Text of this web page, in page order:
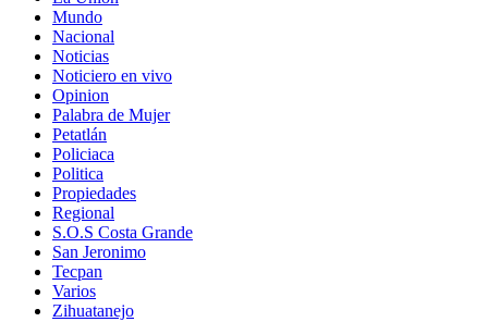
Mundo
Nacional
Noticias
Noticiero en vivo
Opinion
Palabra de Mujer
Petatlán
Policiaca
Politica
Propiedades
Regional
S.O.S Costa Grande
San Jeronimo
Tecpan
Varios
Zihuatanejo